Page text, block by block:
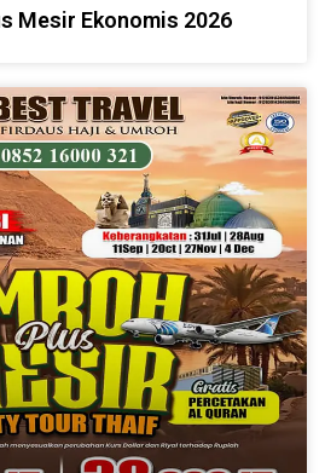
Mesir Ekonomis 2026